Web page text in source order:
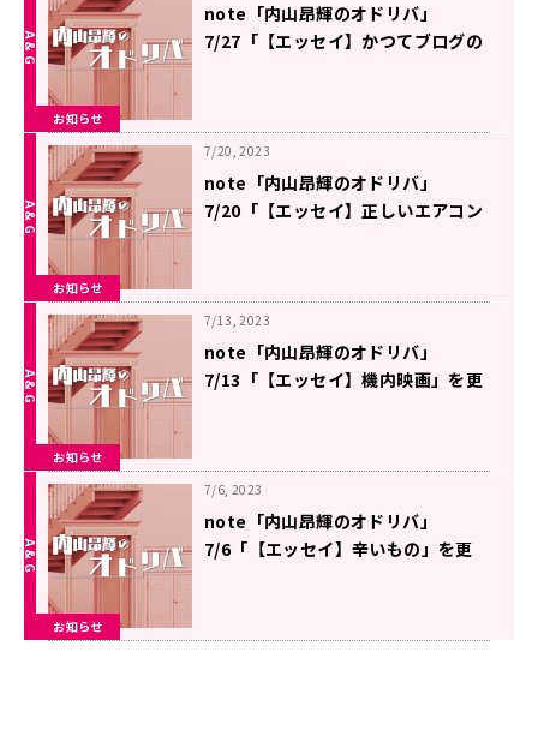
お知らせ
note「内山昂輝のオドリバ」
7/27「【エッセイ】かつてブログの
お知らせ
7/20, 2023
note「内山昂輝のオドリバ」
7/20「【エッセイ】正しいエアコン
お知らせ
7/13, 2023
note「内山昂輝のオドリバ」
7/13「【エッセイ】機内映画」を更
お知らせ
7/6, 2023
note「内山昂輝のオドリバ」
7/6「【エッセイ】辛いもの」を更